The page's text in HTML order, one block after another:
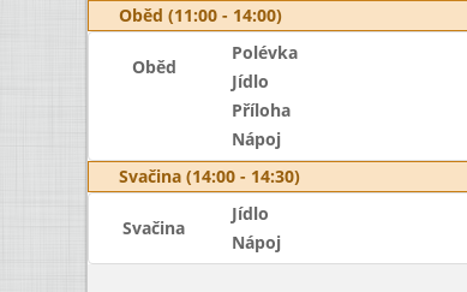
Oběd (11:00 - 14:00)
Oběd
Polévka
Jídlo
Příloha
Nápoj
Svačina (14:00 - 14:30)
Svačina
Jídlo
Nápoj